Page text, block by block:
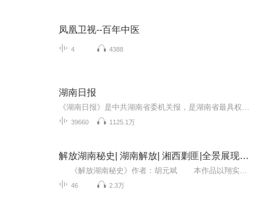
凤凰卫视--百年中医
4 4388
湖南日报
39660 1125.1万
解放湖南秘史| 湖南解放| 湘西剿匪|全景展现湖南歼敌剿匪
46 2.3万